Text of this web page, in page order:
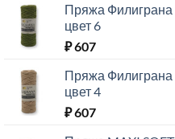
Пряжа Филиграна
цвет 6
₽607
Пряжа Филиграна
цвет 4
₽607